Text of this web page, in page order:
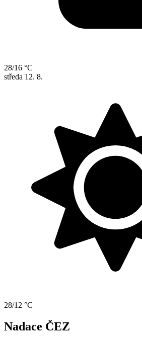
28/16 °C
středa 12. 8.
28/12 °C
Nadace ČEZ